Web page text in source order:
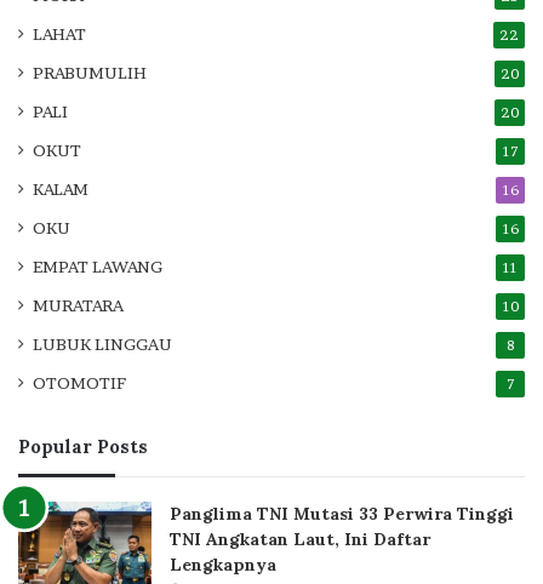
LAHAT 22
PRABUMULIH 20
PALI 20
OKUT 17
KALAM 16
OKU 16
EMPAT LAWANG 11
MURATARA 10
LUBUK LINGGAU 8
OTOMOTIF 7
Popular Posts
Panglima TNI Mutasi 33 Perwira Tinggi
TNI Angkatan Laut, Ini Daftar
Lengkapnya